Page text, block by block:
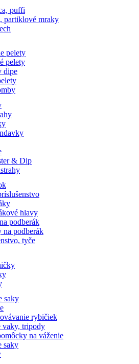
puffi
partiklové mraky
pelety
pelety
dipe
& Dip
hlavy
podberák
na podberák
tyče
saky
rybičiek
vaky, tripody
na váženie
saky